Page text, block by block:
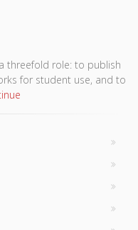
a threefold role: to publish
for student use, and to